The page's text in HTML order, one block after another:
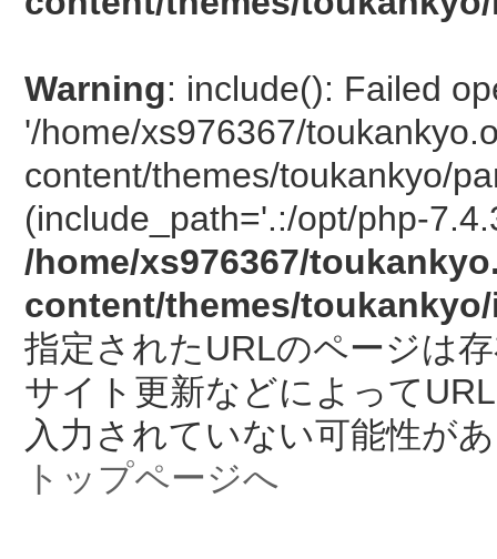
Warning: include(): Failed
'/home/xs976367/
content/themes/toukankyo/
(include_path='.:/opt/php-
/home/xs976367/
content/themes/
指定されたURLのページは
サイト更新などによって
入力されていない可能性が
トップページへ